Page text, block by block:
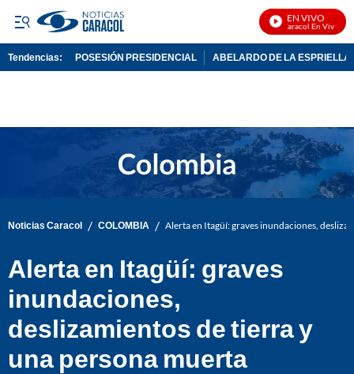
EN VIVO
Noticias Caracol En Vivo
Tendencias: POSESIÓN PRESIDENCIAL ABELARDO DE LA ESPRIELLA
Noticias Caracol / COLOMBIA / Alerta en Itagüí: graves inundaciones,
Alerta en Itagüí: graves
inundaciones,
deslizamientos de tierra y
una persona muerta